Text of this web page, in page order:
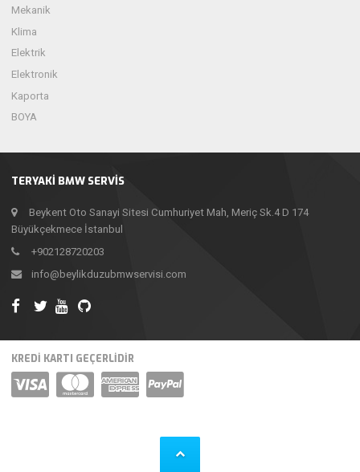
TERYAKI BMW SERVIS
Beykent Oto Sanayi Sitesi Cumhuriyet Mah, Meriç Sk.4 D 174
Büyükçekmece İstanbul
+902128720203
info@beylikduzubmwservisi.com
Mekanik
Klima
Elektrik
Elektronik
Kaporta
BOYA
KREDI KARTI GEÇERLIDIR